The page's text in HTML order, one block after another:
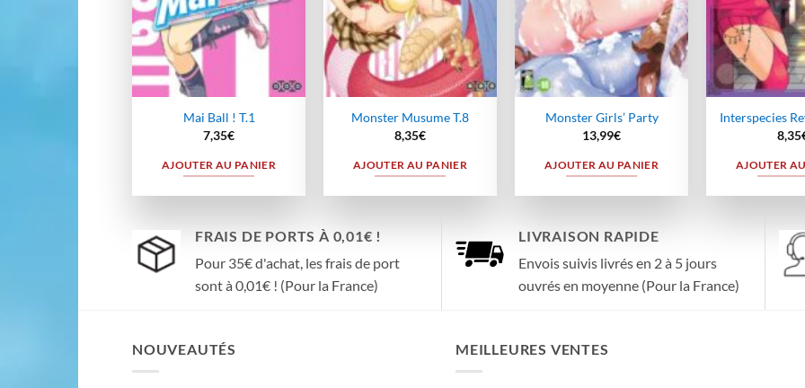
Mai Ball ! T.1
7,35€
AJOUTER AU PANIER
Monster Musume T.8
8,35€
AJOUTER AU PANIER
Monster Girls’ Party
13,99€
AJOUTER AU PANIER
Interspecies
8,35
AJOUTER
FRAIS DE PORTS À 0,01€ !
Pour 35€ d'achat, les frais de port
sont à 0,01€ ! (Pour la France)
LIVRAISON RAPIDE
Envois suivis livrés en 2 à 5 jours
ouvrés en moyenne (Pour la France)
NOUVEAUTÉS MEILLEURES VENTES